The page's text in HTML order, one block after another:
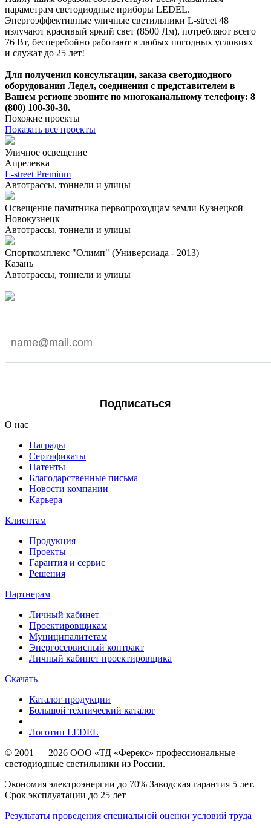
параметрам светодиодные приборы LEDEL.
Энергоэффективные уличные светильники L-street 48
излучают красивый яркий свет (8500 Лм), потребляют всего
76 Вт, бесперебойно работают в любых погодных условиях
и служат до 25 лет!
Для получения консультации, заказа светодиодного
оборудования Ледел, соединения с представителем в
Вашем регионе звоните по многоканальному телефону: 8
(800) 100-30-30.
Похожие проекты
Показать все проекты
Уличное освещение
Апрелевка
L-street Premium
Автотрассы, тоннели и улицы
Освещение памятника первопроходцам земли Кузнецкой
Новокузнецк
Автотрассы, тоннели и улицы
Спорткомплекс "Олимп" (Универсиада - 2013)
Казань
Автотрассы, тоннели и улицы
Подписаться
О нас
Награды
Сертификаты
Патенты
Благодарственные письма
Новости компании
Карьера
Клиентам
Продукция
Проекты
Гарантия и сервис
Решения
Партнерам
Личный кабинет
Проектировщикам
Муниципалитетам
Энергосервисный контракт
Личный кабинет проектировщика
Скачать
Каталог продукции
Большой технический каталог
Логотип LEDEL
© 2001 — 2026 ООО «ТД «Ферекс» профессиональные
светодиодные светильники из России.
Экономия электроэнергии до 70% Заводская гарантия 5 лет.
Срок эксплуатации до 25 лет
Результаты проведения специальной оценки условий труда